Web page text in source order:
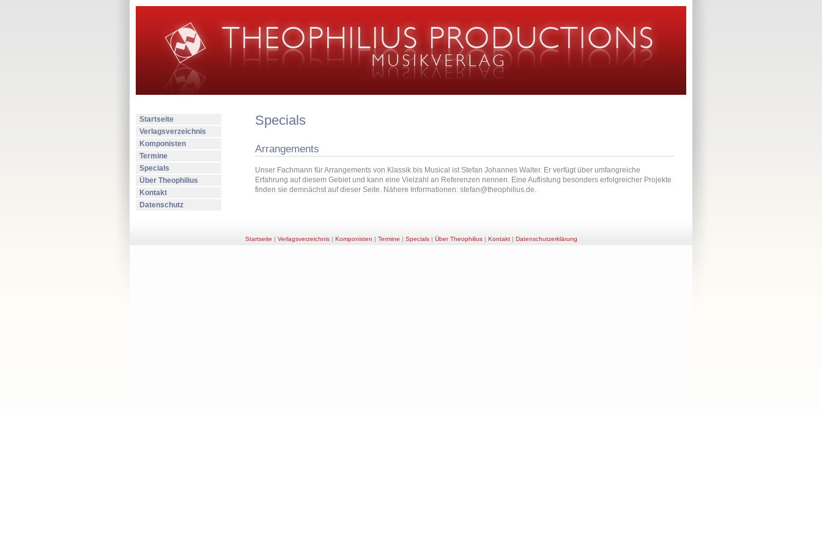
Startseite
Verlagsverzeichnis
Komponisten
Termine
Specials
Über Theophilius
Kontakt
Datenschutz
Specials
Arrangements
Unser Fachmann für Arrangements von Klassik bis Musical ist Stefan Johannes Walter. Er verfügt über umfangreiche
Erfahrung auf diesem Gebiet und kann eine Vielzahl an Referenzen nennen. Eine Auflistung besonders erfolgreicher Projekte
finden sie demnächst auf dieser Seite. Nähere Informationen: stefan@theophilius.de.
Startseite | Verlagsverzeichnis| Komponisten | Termine | Specials| Über Theophilius| Kontakt| Datenschutzerklärung